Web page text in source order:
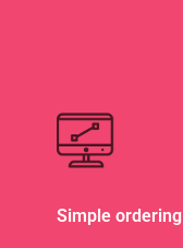
Simple ordering